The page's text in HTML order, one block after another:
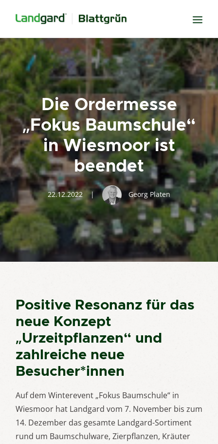
Neugier
Inspiration
Verbundenheit
Transparenz
Freude
Erfolg
Miteinander
Wissen
Suche
Die Ordermesse
„Fokus Baumschule“
in Wiesmoor ist
beendet
22.12.2022 | Georg Platen
Positive Resonanz für das
neue Konzept
„Urzeitpflanzen“ und
zahlreiche neue
Besucher*innen
Auf dem Winterevent „Fokus Baumschule“ in
Wiesmoor hat Landgard vom 7. November bis zum
14. Dezember das gesamte Landgard-Sortiment
rund um Baumschulware, Zierpflanzen, Kräuter